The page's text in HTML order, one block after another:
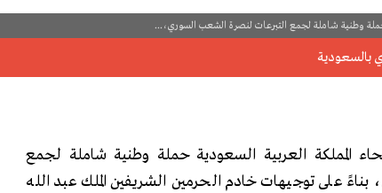
حملة وطنية شاملة لجمع التبرعات لنصرة الشعب السوري،...
المملكة العربية السعودية حملة وطنية شاملة لجمع
على توجيهات خادم الحرمين الشريفين الملك عبد الله